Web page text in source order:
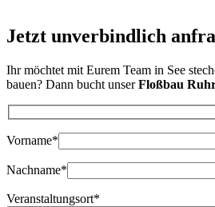
Jetzt unverbindlich
Ihr möchtet mit Eurem Team in See
bauen? Dann bucht unserFloßbau
Bitte lasse dieses Feld leer.
Vorname*
Nachname*
Veranstaltungsort*